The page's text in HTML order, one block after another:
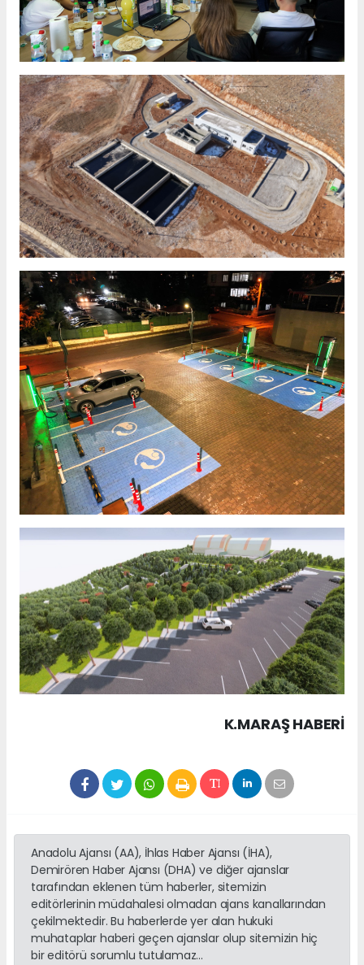
K.MARAŞ HABERİ
Anadolu Ajansı (AA), İhlas Haber Ajansı (İHA),
Demirören Haber Ajansı (DHA) ve diğer ajanslar
tarafından eklenen tüm haberler, sitemizin
editörlerinin müdahalesi olmadan ajans kanallarından
çekilmektedir. Bu haberlerde yer alan hukuki
muhataplar haberi geçen ajanslar olup sitemizin hiç
bir editörü sorumlu tutulamaz...